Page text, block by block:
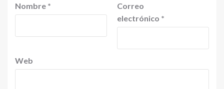
Nombre *
Correo
electrónico *
Web